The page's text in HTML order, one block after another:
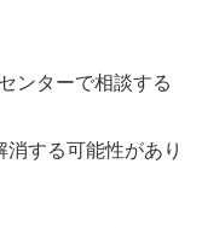
ンターで相談する
する可能性があり